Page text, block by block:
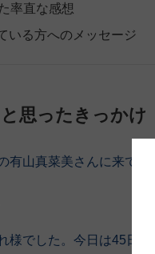
率直な感想
いる方へのメッセージ
思ったきっかけ
有山真菜美さんに来て
様でした。今日は45日